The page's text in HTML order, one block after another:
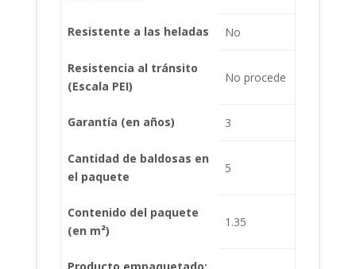
Resistente a las heladas No
Resistencia al tránsito
(Escala PEI)
No procede
Garantía (en años) 3
Cantidad de baldosas en
el paquete
5
Contenido del paquete
(en m²)
1.35